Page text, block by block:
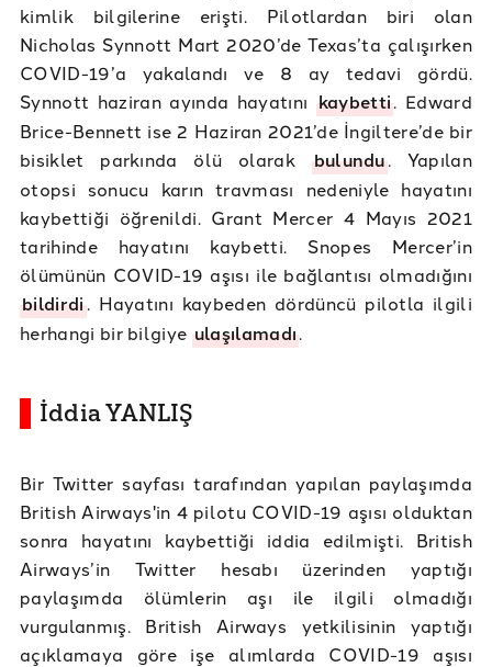
kimlik bilgilerine erişti. Pilotlardan biri olan
Nicholas Synnott Mart 2020’de Texas’ta çalışırken
COVID-19’a yakalandı ve 8 ay tedavi gördü.
Synnott haziran ayında hayatını kaybetti. Edward
Brice-Bennett ise 2 Haziran 2021’de İngiltere’de bir
bisiklet parkında ölü olarak bulundu. Yapılan
otopsi sonucu karın travması nedeniyle hayatını
kaybettiği öğrenildi. Grant Mercer 4 Mayıs 2021
tarihinde hayatını kaybetti. Snopes Mercer’in
ölümünün COVID-19 aşısı ile bağlantısı olmadığını
bildirdi. Hayatını kaybeden dördüncü pilotla ilgili
herhangi bir bilgiye ulaşılamadı.
İddia YANLIŞ
Bir Twitter sayfası tarafından yapılan paylaşımda
British Airways'in 4 pilotu COVID-19 aşısı olduktan
sonra hayatını kaybettiği iddia edilmişti. British
Airways’in Twitter hesabı üzerinden yaptığı
paylaşımda ölümlerin aşı ile ilgili olmadığı
vurgulanmış. British Airways yetkilisinin yaptığı
açıklamaya göre işe alımlarda COVID-19 aşısı